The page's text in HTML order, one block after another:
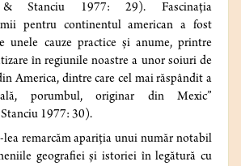
& Stanciu 1977: 29). Fascinația
pentru continentul american a fost
unele cauze practice și anume, printre
în regiunile noastre a unor soiuri de
America, dintre care cel mai răspândit a
porumbul, originar din Mexic”
1977: 30).
remarcăm apariția unui număr notabil
geografiei și istoriei în legătură cu